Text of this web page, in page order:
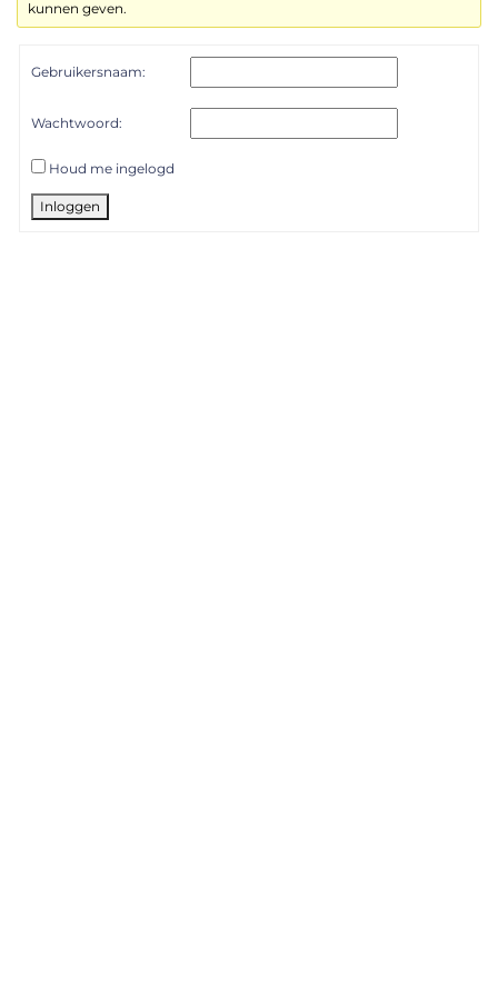
kunnen geven.
Gebruikersnaam:
Wachtwoord:
Houd me ingelogd
Inloggen